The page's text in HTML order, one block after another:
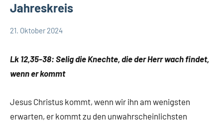
Jahreskreis
21. Oktober 2024
Lk 12,35-38: Selig die Knechte, die der Herr wach findet,
wenn er kommt
Jesus Christus kommt, wenn wir ihn am wenigsten
erwarten, er kommt zu den unwahrscheinlichsten